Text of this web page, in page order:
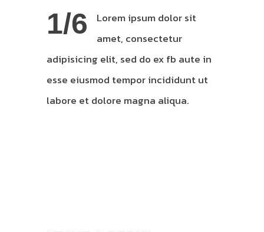
1/6
Lorem ipsum dolor sit
amet, consectetur
adipisicing elit, sed do ex fb aute in
esse eiusmod tempor incididunt ut
labore et dolore magna aliqua.